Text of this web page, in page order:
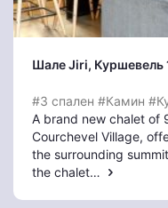
Шале Jiri, Куршевель
#3 спален #Камин
A brand new chalet of
Courchevel Village,
the surrounding
the chalet…